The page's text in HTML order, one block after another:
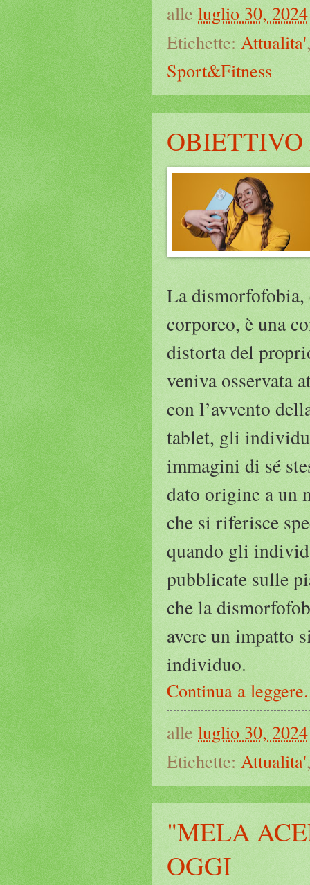
alle luglio 30, 2024
Etichette: Attualita'
Sport&Fitness
OBIETTIVO
La dismorfofobia,
corporeo, è una
distorta del
veniva osservata
con l’avvento
tablet, gli
immagini di sé
dato origine a un
che si riferisce
quando gli
pubblicate sulle
che la
avere un impatto
individuo.
Continua a
alle luglio 30, 2024
Etichette: Attualita'
"MELA
OGGI